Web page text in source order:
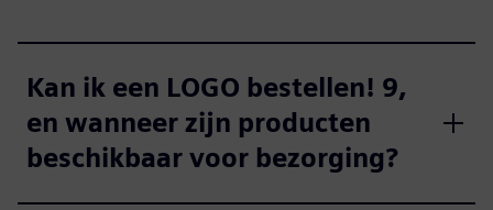
Kan ik een LOGO bestellen! 9,
en wanneer zijn producten
beschikbaar voor bezorging?